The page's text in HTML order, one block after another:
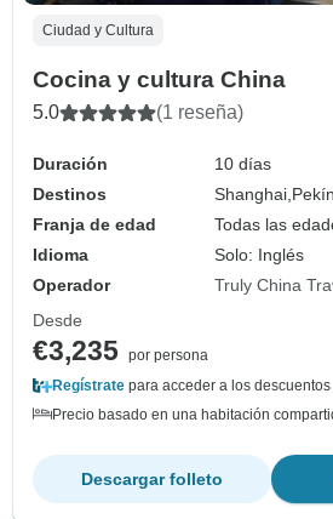
Ciudad y Cultura
Cocina y cultura China
5.0 (1 reseña)
Duración
10 días
Destinos
Shanghai,
Franja de edad
Todas las
Idioma
Solo: Inglés
Operador
Truly China
Desde
€3,235 por persona
Regístrate para acceder a los descuentos
Precio basado en una habitación
Descargar folleto